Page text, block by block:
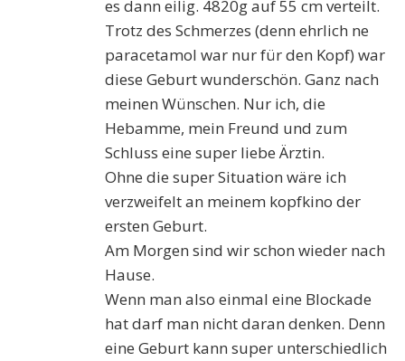
es dann eilig. 4820g auf 55 cm verteilt.
Trotz des Schmerzes (denn ehrlich ne
paracetamol war nur für den Kopf) war
diese Geburt wunderschön. Ganz nach
meinen Wünschen. Nur ich, die
Hebamme, mein Freund und zum
Schluss eine super liebe Ärztin.
Ohne die super Situation wäre ich
verzweifelt an meinem kopfkino der
ersten Geburt.
Am Morgen sind wir schon wieder nach
Hause.
Wenn man also einmal eine Blockade
hat darf man nicht daran denken. Denn
eine Geburt kann super unterschiedlich